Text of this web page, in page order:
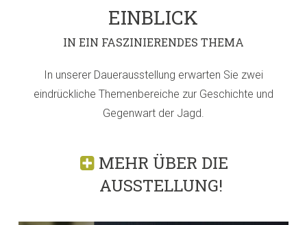
EINBLICK
IN EIN FASZINIERENDES THEMA
In unserer Dauerausstellung erwarten Sie zwei
eindrückliche Themenbereiche zur Geschichte und
Gegenwart der Jagd.
MEHR ÜBER DIE
AUSSTELLUNG!